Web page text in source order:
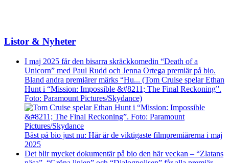
Listor & Nyheter
I maj 2025 får den bisarra skräckkomedin “Death of a
Unicorn” med Paul Rudd och Jenna Ortega premiär på bio.
Bland andra premiärer märks “Hu... (Tom Cruise spelar Ethan
Hunt i “Mission: Impossible &#8211; The Final Reckoning”.
Foto: Paramount Pictures/Skydance)
Bäst på bio just nu: Här är de viktigaste filmpremiärerna i maj
2025
Det blir mycket dokumentär på bio den här veckan – “Zlatans